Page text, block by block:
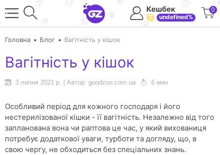
Кешбек
undefined%
0
Головна Блог Вагітність у кішок
Вагітність у кішок
3 липня 2021 р. | Автор: goodzoo.com.ua 6 мин
Особливий період для кожного господаря і його
нестерилізованої кішки - її вагітність. Незалежно від того
запланована вона чи раптова це час, у який вихованиця
потребує додаткової уваги, турботи та догляду, що, в
свою чергу, не обходиться без спеціальних знань.